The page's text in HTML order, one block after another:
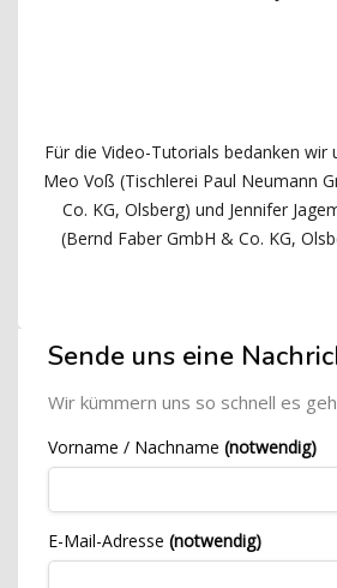
Für die Video-Tutorials bedanken wir
Meo Voß (Tischlerei Paul Neumann
Co. KG, Olsberg) und Jennifer
(Bernd Faber GmbH & Co. KG,
Blöcke
[Cocoon] Custom HTML überspringen
Sende uns eine
Wir kümmern uns so schnell es
Vorname / Nachname (notwendig)
E-Mail-Adresse (notwendig)